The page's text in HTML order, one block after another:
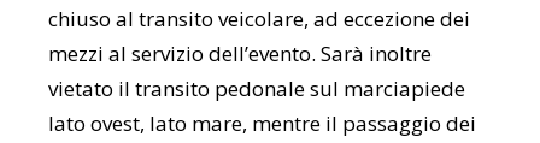
chiuso al transito veicolare, ad eccezione dei
mezzi al servizio dell’evento. Sarà inoltre
vietato il transito pedonale sul marciapiede
lato ovest, lato mare, mentre il passaggio dei